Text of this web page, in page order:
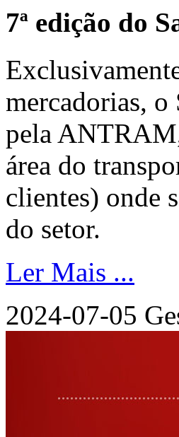
7ª edição do
mercadorias,
pela
área do
clientes) onde
do setor.
Ler Mais ...
2024-07-05